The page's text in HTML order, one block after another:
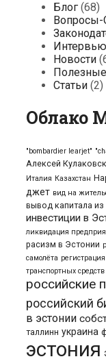
Блог (68)
Интервью
Новости
Статьи (2)
Облако
"bombardier learjet"
Алексей
Италия Казахстан
джет вид на
вывод капитала из
инвестиции в
ликвидация
расизм в Эстонии
самолёта
транспортных средств
российские
российский
в эстонии
таллинн украина
эстония